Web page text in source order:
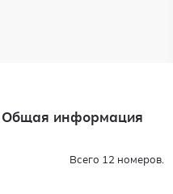
Общая информация
Всего 12 номеров.